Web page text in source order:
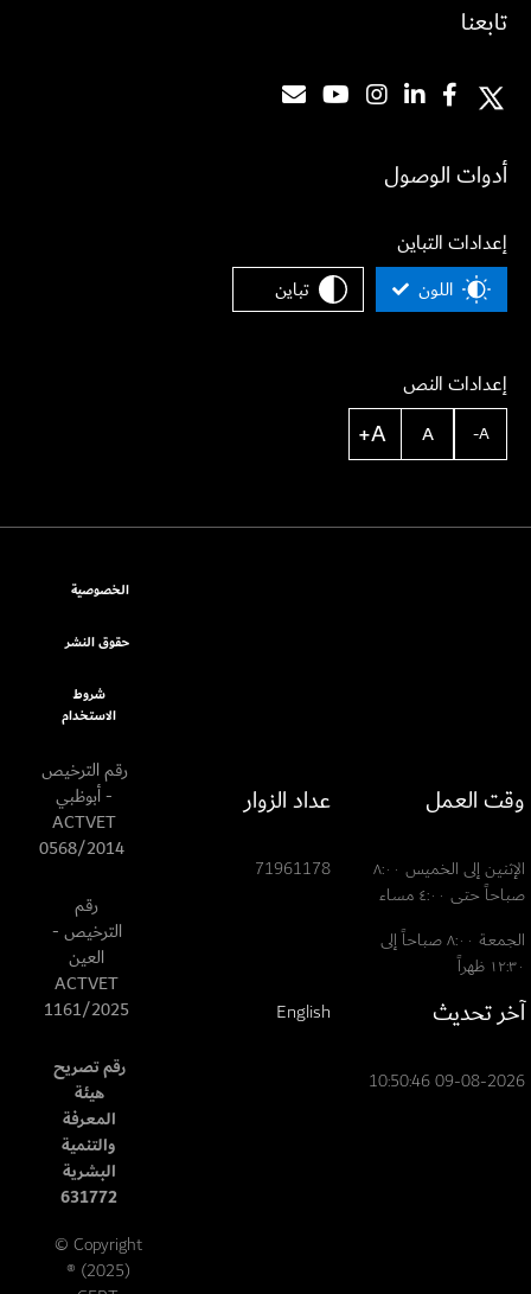
تابعنا
أدوات الوصول
إعدادات التباين
اللون تباين
إعدادات النص
A-
A
A+
وقت العمل
الإثنين إلى الخميس ٨:٠٠
صباحاً حتى ٤:٠٠ مساء
الجمعة ٨:٠٠ صباحاً إلى
١٢:٣٠ ظهراً
عداد الزوار
71961178
آخر تحديث
09-08-2026 10:50:46
English
الخصوصية
حقوق النشر
شروط
الاستخدام
رقم الترخيص
- أبوظبي
ACTVET
0568/2014
رقم
الترخيص -
العين
ACTVET
1161/2025
رقم تصريح
هيئة
المعرفة
والتنمية
البشرية
631772
© Copyright
® (2025)